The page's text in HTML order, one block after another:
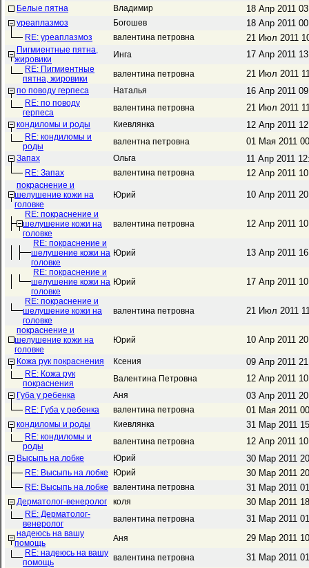
Белые пятна Владимир 18 Апр 2011
уреаплазмоз Богошев 18 Апр 2011
RE: уреаплазмоз валентина петровна 21 Июл 2011
Пигмиентные пятна,
жировики
Инга 17 Апр 2011
RE: Пигмиентные
пятна, жировики
валентина петровна 21 Июл 2011
по поводу герпеса Наталья 16 Апр 2011
RE: по поводу
герпеса
валентина петровна 21 Июл 2011
кондиломы и роды Киевлянка 12 Апр 2011
RE: кондиломы и
роды
валентна петровна 01 Мая 2011
Запах Ольга 11 Апр 2011
RE: Запах валентина петровна 12 Апр 2011
покраснение и
шелушение кожи на
головке
Юрий 10 Апр 2011
RE: покраснение и
шелушение кожи на
головке
валентина петровна 12 Апр 2011
RE: покраснение и
шелушение кожи на
головке
Юрий 13 Апр 2011
RE: покраснение и
шелушение кожи на
головке
Юрий 17 Апр 2011
RE: покраснение и
шелушение кожи на
головке
валентина петровна 21 Июл 2011
покраснение и
шелушение кожи на
головке
Юрий 10 Апр 2011
Кожа рук покраснения Ксения 09 Апр 2011
RE: Кожа рук
покраснения
Валентина Петровна 12 Апр 2011
Губа у ребенка Аня 03 Апр 2011
RE: Губа у ребенка валентина петровна 01 Мая 2011
кондиломы и роды Киевлянка 31 Мар 2011
RE: кондиломы и
роды
валентина петровна 12 Апр 2011
Высыпь на лобке Юрий 30 Мар 2011
RE: Высыпь на лобке Юрий 30 Мар 2011
RE: Высыпь на лобке валентина петровна 31 Мар 2011
Дерматолог-венеролог коля 30 Мар 2011
RE: Дерматолог-
венеролог
валентина петровна 31 Мар 2011
надеюсь на вашу
помощь
Аня 29 Мар 2011
RE: надеюсь на вашу
помощь
валентина петровна 31 Мар 2011